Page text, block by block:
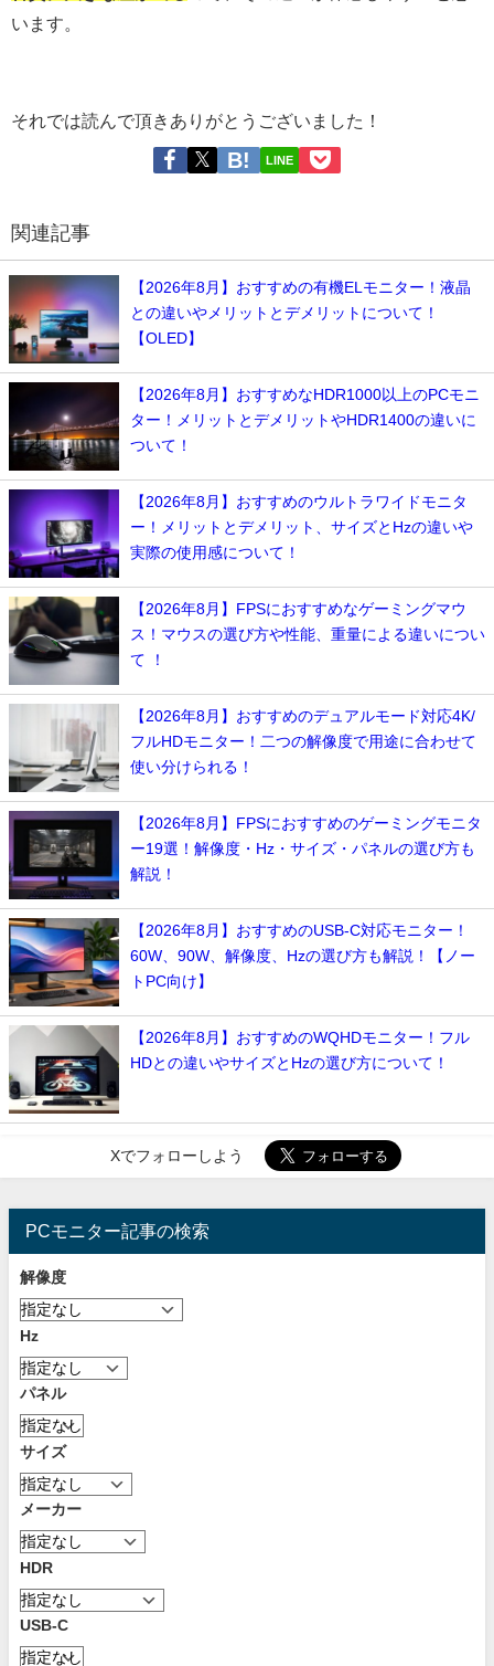
います。
それでは読んで頂きありがとうございました！
LINE
関連記事
【2026年8月】おすすめの有機ELモニター！液晶
との違いやメリットとデメリットについて！
【OLED】
【2026年8月】おすすめなHDR1000以上のPCモニ
ター！メリットとデメリットやHDR1400の違いに
ついて！
【2026年8月】おすすめのウルトラワイドモニタ
ー！メリットとデメリット、サイズとHzの違いや
実際の使用感について！
【2026年8月】FPSにおすすめなゲーミングマウ
ス！マウスの選び方や性能、重量による違いについ
て ！
【2026年8月】おすすめのデュアルモード対応4K/
フルHDモニター！二つの解像度で用途に合わせて
使い分けられる！
【2026年8月】FPSにおすすめのゲーミングモニタ
ー19選！解像度・Hz・サイズ・パネルの選び方も
解説！
【2026年8月】おすすめのUSB-C対応モニター！
60W、90W、解像度、Hzの選び方も解説！【ノー
トPC向け】
【2026年8月】おすすめのWQHDモニター！フル
HDとの違いやサイズとHzの選び方について！
Xでフォローしよう
PCモニター記事の検索
解像度
Hz
パネル
サイズ
メーカー
HDR
USB-C